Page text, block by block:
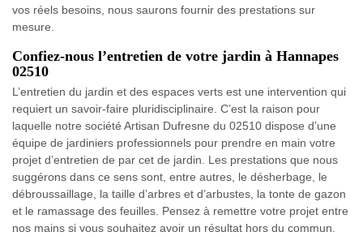
vos réels besoins, nous saurons fournir des prestations sur
mesure.
Confiez-nous l’entretien de votre jardin à Hannapes
02510
L’entretien du jardin et des espaces verts est une intervention qui
requiert un savoir-faire pluridisciplinaire. C’est la raison pour
laquelle notre société Artisan Dufresne du 02510 dispose d’une
équipe de jardiniers professionnels pour prendre en main votre
projet d’entretien de par cet de jardin. Les prestations que nous
suggérons dans ce sens sont, entre autres, le désherbage, le
débroussaillage, la taille d’arbres et d’arbustes, la tonte de gazon
et le ramassage des feuilles. Pensez à remettre votre projet entre
nos mains si vous souhaitez avoir un résultat hors du commun.